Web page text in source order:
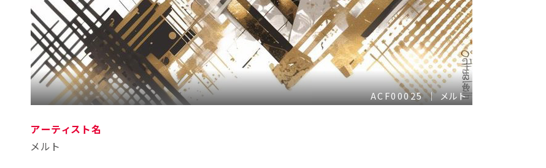
ACF00025 ｜ メルト
アーティスト名
メルト